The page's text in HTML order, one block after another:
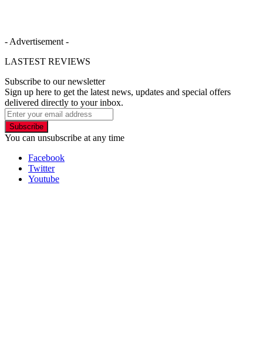
- Advertisement -
LASTEST REVIEWS
Subscribe to our newsletter
Sign up here to get the latest news, updates and special offers
delivered directly to your inbox.
Subscribe
You can unsubscribe at any time
Facebook
Twitter
Youtube